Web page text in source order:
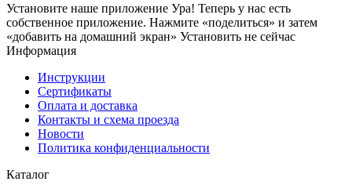
Установите наше приложение Ура! Теперь у нас есть
собственное приложение. Нажмите «поделиться» и затем
«добавить на домашний экран» Установить не сейчас
Информация
Инструкции
Сертификаты
Оплата и доставка
Контакты и схема проезда
Новости
Политика конфиденциальности
Каталог